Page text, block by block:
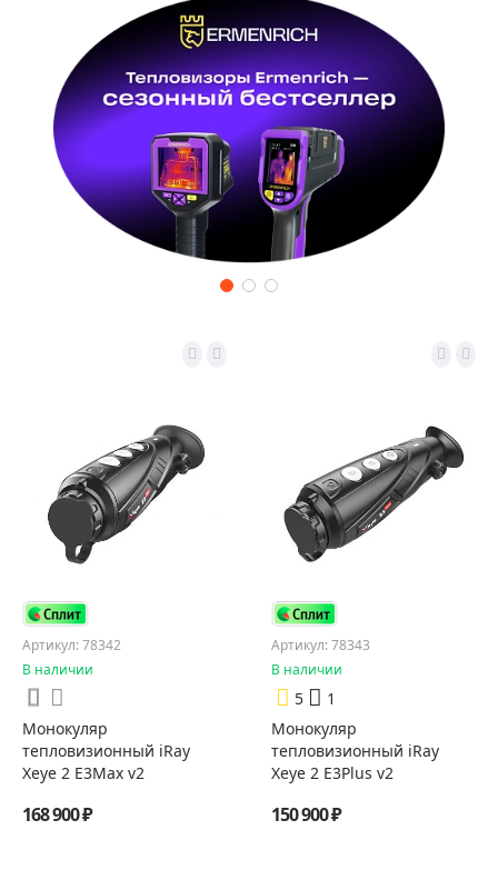
Артикул: 78342
В наличии
Монокуляр
тепловизионный iRay
Xeye 2 E3Max v2
168 900 ₽
Артикул: 78343
В наличии
5
1
Монокуляр
тепловизионный iRay
Xeye 2 E3Plus v2
150 900 ₽